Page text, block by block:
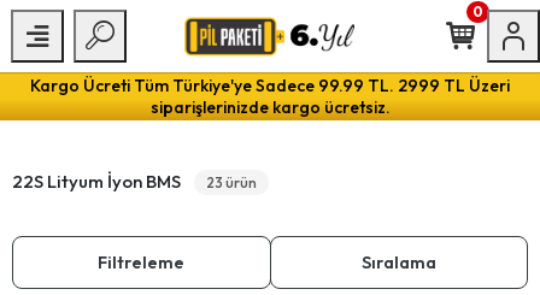
Kargo Ücreti Tüm Türkiye'ye Sadece 99.99 TL. 2999 TL Üzeri
siparişlerinizde kargo ücretsiz.
0
22S Lityum İyon BMS 23 ürün
Filtreleme Sıralama